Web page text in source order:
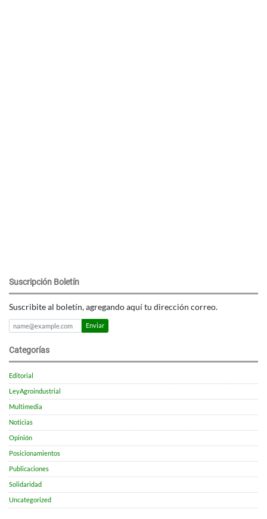
Suscripción Boletín
Suscribite al boletín, agregando aquí tu dirección correo.
Enviar
Categorías
Editorial
LeyAgroindustrial
Multimedia
Noticias
Opinión
Posicionamientos
Publicaciones
Solidaridad
Uncategorized